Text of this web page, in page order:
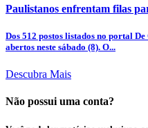
Paulistanos enfrentam filas
Dos 512 postos listados no portal
abertos neste sábado (8). O...
Descubra Mais
Não possui uma conta?